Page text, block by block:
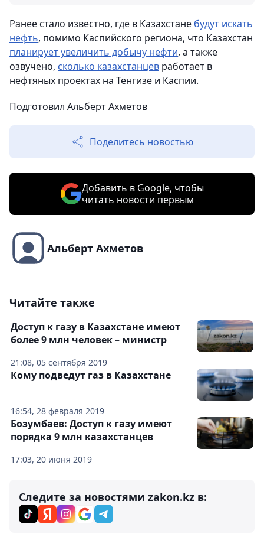
Ранее стало известно, где в Казахстане будут искать
нефть, помимо Каспийского региона, что Казахстан
планирует увеличить добычу нефти, а также
озвучено, сколько казахстанцев работает в
нефтяных проектах на Тенгизе и Каспии.
Подготовил Альберт Ахметов
Поделитесь новостью
Добавить в Google, чтобы
читать новости первым
Альберт Ахметов
Читайте также
21:08, 05 сентября 2019
Доступ к газу в Казахстане имеют
более 9 млн человек – министр
16:54, 28 февраля 2019
Кому подведут газ в Казахстане
17:03, 20 июня 2019
Бозумбаев: Доступ к газу имеют
порядка 9 млн казахстанцев
Следите за новостями zakon.kz в: